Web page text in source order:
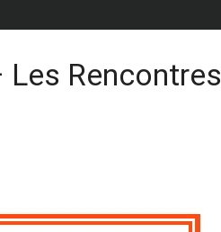
Les Rencontres